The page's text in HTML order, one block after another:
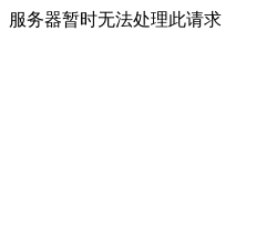
服务器暂时无法处理此请求